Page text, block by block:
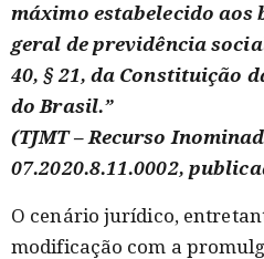
máximo estabelecido aos
geral de previdência
40, § 21, da Constituição
do Brasil.”
(TJMT – Recurso
07.2020.8.11.0002,
O cenário jurídico,
modificação com a